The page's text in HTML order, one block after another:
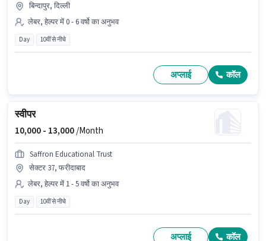
बिन्दापुर, दिल्ली
लेबर, हेल्पर में 0 - 6 वर्षो का अनुभव
Day 10वीं से नीचे
अप्लाई कॉल
स्वीपर
10,000 - 13,000/Month
Saffron Educational Trust
सेक्टर 37, फरीदाबाद
लेबर, हेल्पर में 1 - 5 वर्षो का अनुभव
Day 10वीं से नीचे
अप्लाई कॉल